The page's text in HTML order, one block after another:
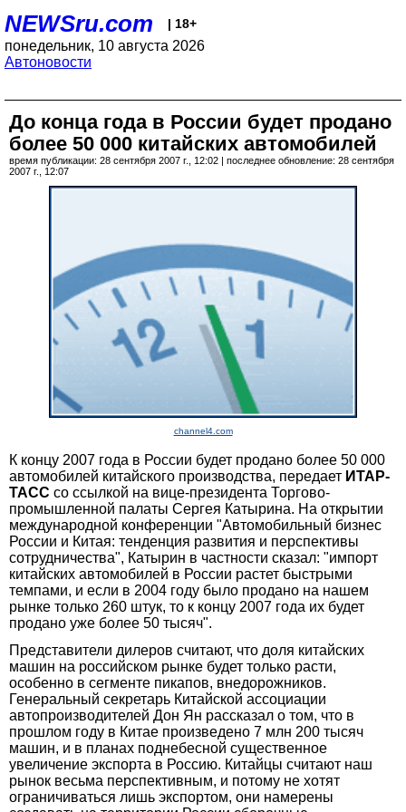
NEWSru.com | 18+
понедельник, 10 августа 2026
Автоновости
До конца года в России будет продано
более 50 000 китайских автомобилей
время публикации: 28 сентября 2007 г., 12:02 | последнее обновление: 28 сентября
2007 г., 12:07
channel4.com
К концу 2007 года в России будет продано более 50 000
автомобилей китайского производства, передает ИТАР-
ТАСС со ссылкой на вице-президента Торгово-
промышленной палаты Сергея Катырина. На открытии
международной конференции "Автомобильный бизнес
России и Китая: тенденция развития и перспективы
сотрудничества", Катырин в частности сказал: "импорт
китайских автомобилей в России растет быстрыми
темпами, и если в 2004 году было продано на нашем
рынке только 260 штук, то к концу 2007 года их будет
продано уже более 50 тысяч".
Представители дилеров считают, что доля китайских
машин на российском рынке будет только расти,
особенно в сегменте пикапов, внедорожников.
Генеральный секретарь Китайской ассоциации
автопроизводителей Дон Ян рассказал о том, что в
прошлом году в Китае произведено 7 млн 200 тысяч
машин, и в планах поднебесной существенное
увеличение экспорта в Россию. Китайцы считают наш
рынок весьма перспективным, и потому не хотят
ограничиваться лишь экспортом, они намерены